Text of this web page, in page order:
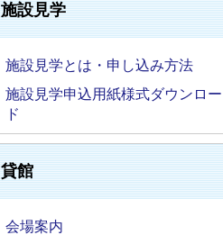
施設見学
施設見学とは・申し込み方法
施設見学申込用紙様式ダウンロー
ド
貸館
会場案内